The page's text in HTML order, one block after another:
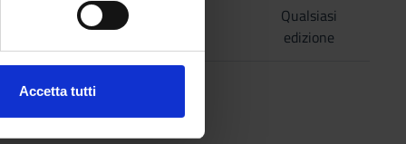
Accetta tutti
2013
Qualsiasi
edizione